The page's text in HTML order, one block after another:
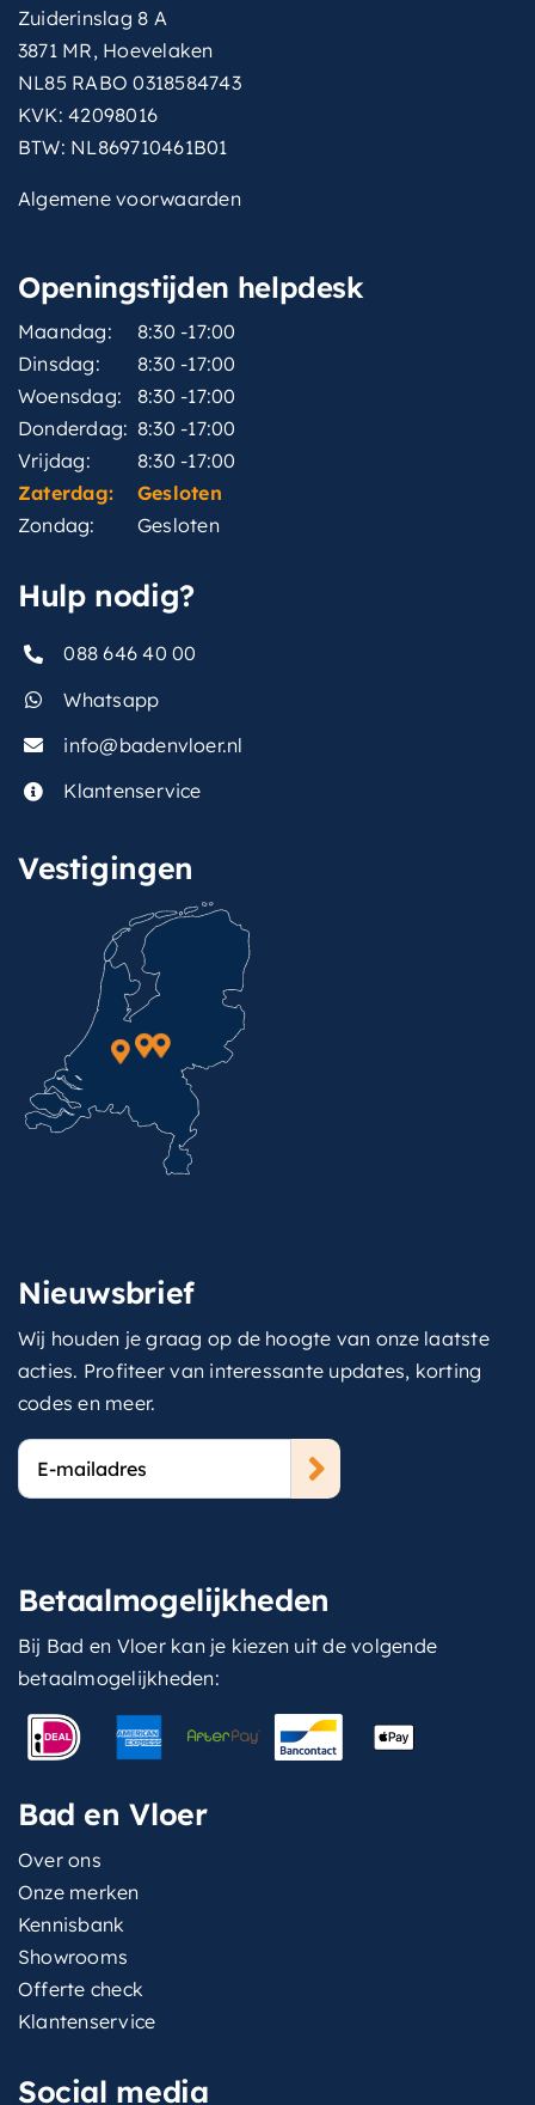
Zuiderinslag 8 A
3871 MR, Hoevelaken
NL85 RABO 0318584743
KVK: 42098016
BTW: NL869710461B01
Algemene voorwaarden
Openingstijden helpdesk
Maandag:
8:30 -17:00
Dinsdag:
8:30 -17:00
Woensdag:
8:30 -17:00
Donderdag: 8:30 -17:00
Vrijdag:
8:30 -17:00
Zaterdag:
Gesloten
Zondag:
Gesloten
Hulp nodig?
088 646 40 00
Whatsapp
info@badenvloer.nl
Klantenservice
Vestigingen
Nieuwsbrief
Wij houden je graag op de hoogte van onze laatste
acties. Profiteer van interessante updates, korting
codes en meer.
E-
mailadres
Betaalmogelijkheden
Bij Bad en Vloer kan je kiezen uit de volgende
betaalmogelijkheden:
Bad en Vloer
Over ons
Onze merken
Kennisbank
Showrooms
Offerte check
Klantenservice
Social media